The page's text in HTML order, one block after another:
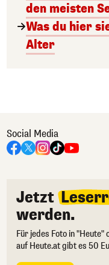
den meisten
Was du hier
Alter
Social Media
Jetzt
werden.
Für jedes Foto in "Heute"
auf Heute.at gibt es 50